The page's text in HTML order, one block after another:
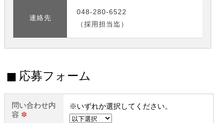
連絡先
048-280-6522
（採用担当迄）
応募フォーム
問い合わせ内
容 ✽
※いずれか選択してください。